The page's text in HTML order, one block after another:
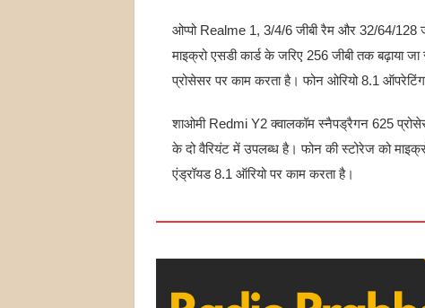
ओप्पो Realme 1, 3/4/6 जीबी रैम और 32/64/128
माइक्रो एसडी कार्ड के जरिए 256 जीबी तक बढ़ाया
प्रोसेसर पर काम करता है। फोन ओरियो 8.1
शाओमी Redmi Y2 क्वालकॉम स्नैपड्रैगन 625
के दो वैरियंट में उपलब्ध है। फोन की स्टोरेज को
एंड्रॉयड 8.1 ऑरियो पर काम करता है।